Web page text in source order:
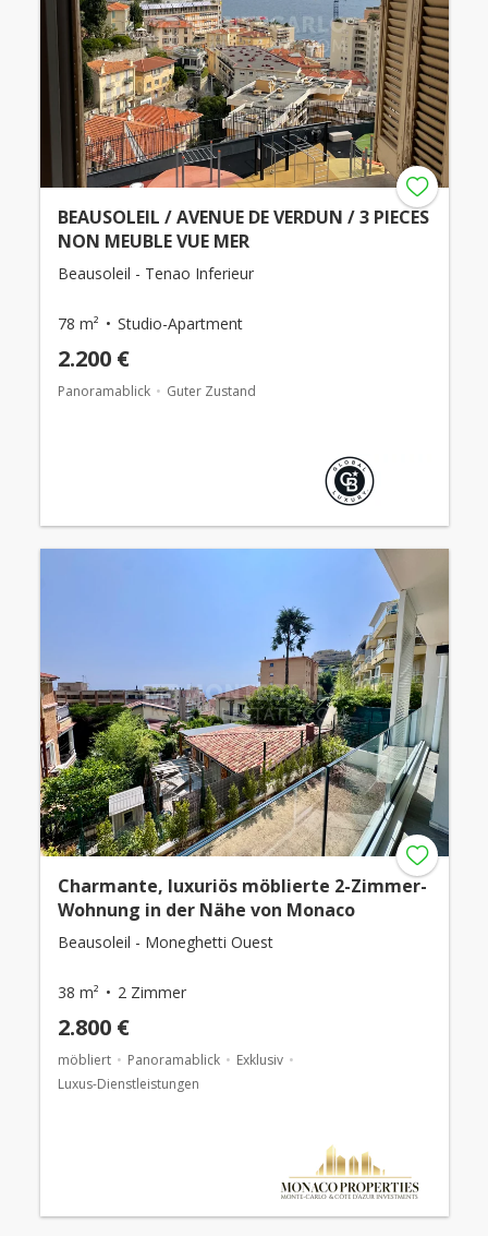
BEAUSOLEIL / AVENUE DE VERDUN / 3 PIECES
NON MEUBLE VUE MER
Beausoleil - Tenao Inferieur
78 m² Studio-Apartment
2.200 €
Panoramablick Guter Zustand
Charmante, luxuriös möblierte 2-Zimmer-
Wohnung in der Nähe von Monaco
Beausoleil - Moneghetti Ouest
38 m² 2 Zimmer
2.800 €
möbliert Panoramablick
Exklusiv
Luxus-Dienstleistungen